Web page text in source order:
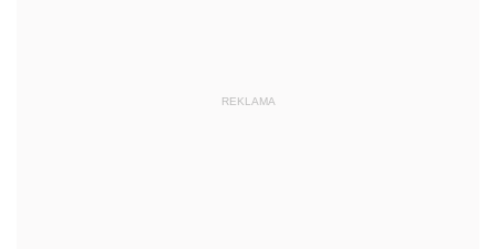
REKLAMA